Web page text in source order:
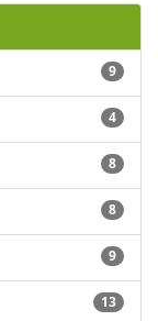
9
4
8
8
9
13